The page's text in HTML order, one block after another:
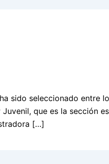
sido seleccionado entre
que es la sección
[…]